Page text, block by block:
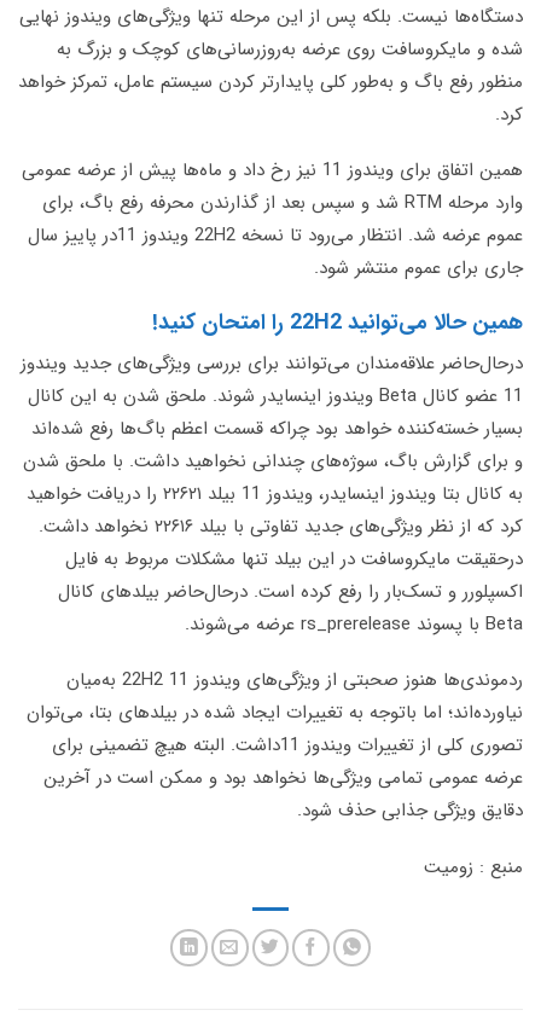
دستگاه‌ها نیست. بلکه پس از این مرحله تنها ویژگی‌های ویندوز نهایی
شده و مایکروسافت روی عرضه به‌روزرسانی‌های کوچک و بزرگ به
منظور رفع باگ و به‌طور کلی پایدارتر کردن سیستم عامل، تمرکز خواهد
کرد.
همین اتفاق برای ویندوز 11 نیز رخ داد و ماه‌ها پیش از عرضه عمومی
وارد مرحله RTM شد و سپس بعد از گذارندن محرفه رفع باگ، برای
عموم عرضه شد. انتظار می‌رود تا نسخه 22H2 ویندوز 11در پاییز سال
جاری برای عموم منتشر شود.
همین حالا می‌توانید 22H2 را امتحان کنید!
درحال‌حاضر علاقه‌مندان می‌توانند برای بررسی ویژگی‌های جدید ویندوز
11 عضو کانال Beta ویندوز اینسایدر شوند. ملحق شدن به این کانال
بسیار خسته‌کننده خواهد بود چراکه قسمت اعظم باگ‌ها رفع شده‌اند
و برای گزارش باگ، سوژه‌های چندانی نخواهید داشت. با ملحق شدن
به کانال بتا ویندوز اینسایدر، ویندوز 11 بیلد ۲۲۶۲۱ را دریافت خواهید
کرد که از نظر ویژگی‌های جدید تفاوتی با بیلد ۲۲۶۱۶ نخواهد داشت.
درحقیقت مایکروسافت در این بیلد تنها مشکلات مربوط به فایل
اکسپلورر و تسک‌بار را رفع کرده است. درحال‌حاضر بیلدهای کانال
Beta با پسوند rs_prerelease عرضه می‌شوند.
ردموندی‌ها هنوز صحبتی از ویژگی‌های ویندوز 11 22H2 به‌میان
نیاورده‌اند؛ اما باتوجه به تغییرات ایجاد شده در بیلدهای بتا، می‌توان
تصوری کلی از تغییرات ویندوز 11داشت. البته هیچ تضمینی برای
عرضه عمومی تمامی ویژگی‌ها نخواهد بود و ممکن است در آخرین
دقایق ویژگی جذابی حذف شود.
منبع : زومیت